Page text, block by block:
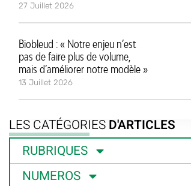
27 Juillet 2026
Biobleud : « Notre enjeu n’est
pas de faire plus de volume,
mais d’améliorer notre modèle »
13 Juillet 2026
LES CATÉGORIESD'ARTICLES
RUBRIQUES
NUMEROS